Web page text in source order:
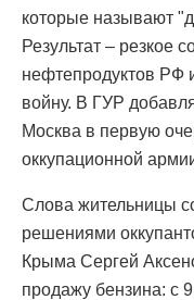
которые называют
Результат – резкое
нефтепродуктов РФ
войну. В ГУР
Москва в первую
оккупационной
Слова жительницы
решениями
Крыма Сергей
продажу бензина: с